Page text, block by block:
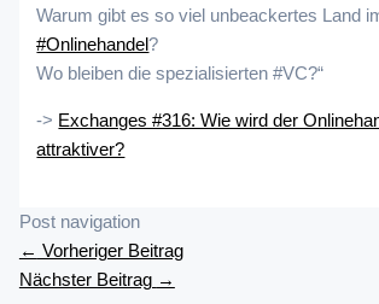
Warum gibt es so viel unbeackertes Land
#Onlinehandel?
Wo bleiben die spezialisierten #VC?“
-> Exchanges #316: Wie wird der
attraktiver?
Post navigation
← Vorheriger Beitrag
Nächster Beitrag →